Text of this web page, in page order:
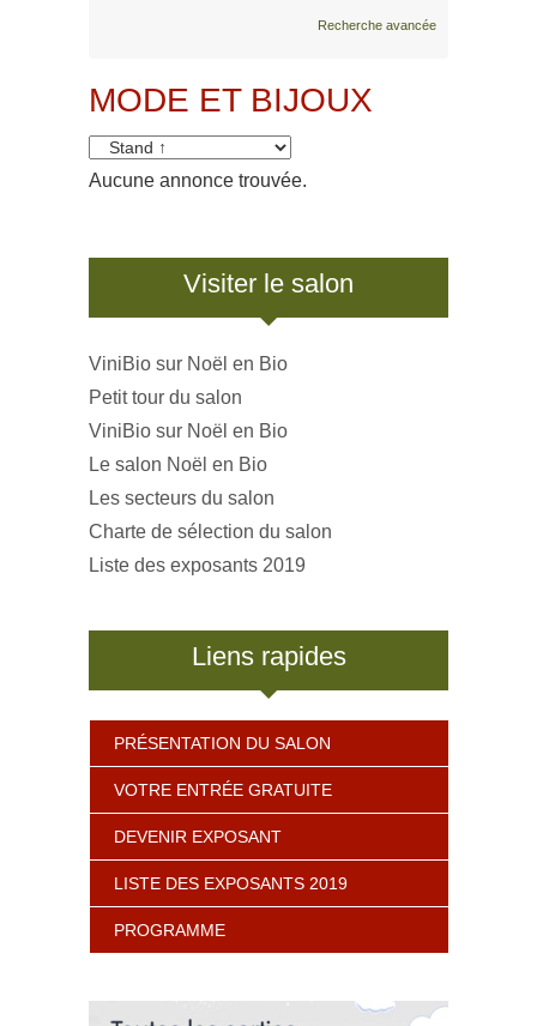
Recherche avancée
MODE ET BIJOUX
Aucune annonce trouvée.
Visiter le salon
ViniBio sur Noël en Bio
Petit tour du salon
ViniBio sur Noël en Bio
Le salon Noël en Bio
Les secteurs du salon
Charte de sélection du salon
Liste des exposants 2019
Liens rapides
PRÉSENTATION DU SALON
VOTRE ENTRÉE GRATUITE
DEVENIR EXPOSANT
LISTE DES EXPOSANTS 2019
PROGRAMME